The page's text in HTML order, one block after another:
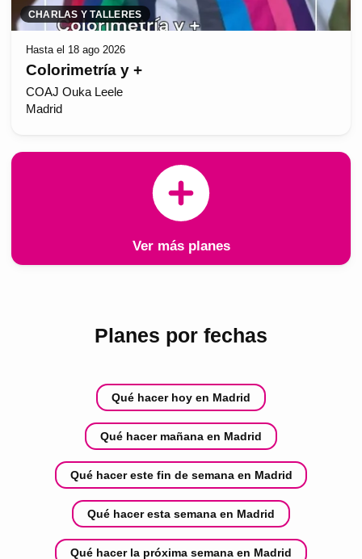
CHARLAS Y TALLERES
Hasta el 18 ago 2026
Colorimetría y +
COAJ Ouka Leele
Madrid
Ver más planes
Planes por fechas
Qué hacer hoy en Madrid
Qué hacer mañana en Madrid
Qué hacer este fin de semana en Madrid
Qué hacer esta semana en Madrid
Qué hacer la próxima semana en Madrid